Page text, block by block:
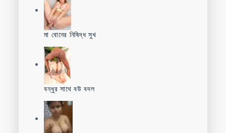
মা বোনের নিষিদ্ধ সুখ
বন্ধুর সাথে বউ বদল